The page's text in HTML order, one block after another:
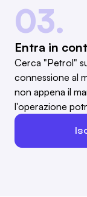
03.
Entra in
Cerca "Petrol"
connessione al
non appena il
l'operazione